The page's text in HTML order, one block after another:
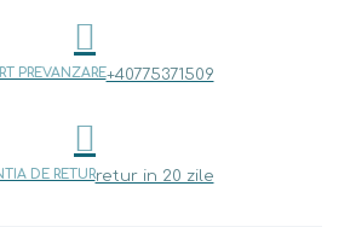
PREVANZARE+40775371509
DE RETURretur in 20 zile